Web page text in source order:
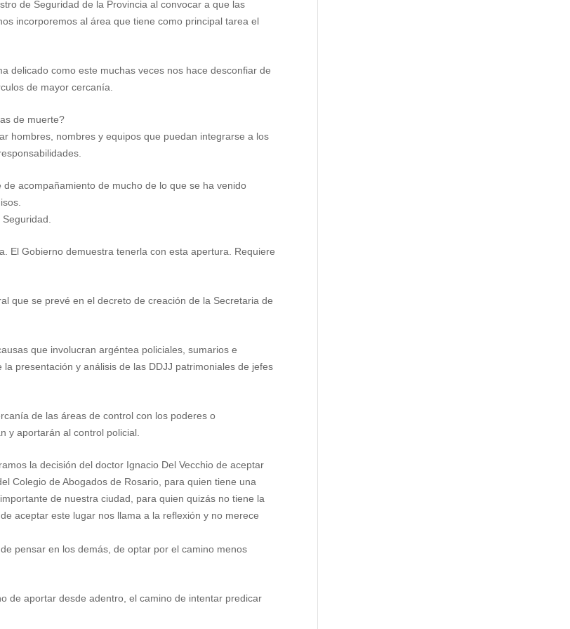
de Seguridad de la Provincia al convocar a que las
incorporemos al área que tiene como principal tarea el
delicado como este muchas veces nos hace desconfiar de
de mayor cercanía.
de muerte?
hombres, nombres y equipos que puedan integrarse a los
acompañamiento de mucho de lo que se ha venido
El Gobierno demuestra tenerla con esta apertura. Requiere
que se prevé en el decreto de creación de la Secretaria de
que involucran argéntea policiales, sumarios e
presentación y análisis de las DDJJ patrimoniales de jefes
de las áreas de control con los poderes o
y aportarán al control policial.
la decisión del doctor Ignacio Del Vecchio de aceptar
Colegio de Abogados de Rosario, para quien tiene una
de nuestra ciudad, para quien quizás no tiene la
aceptar este lugar nos llama a la reflexión y no merece
pensar en los demás, de optar por el camino menos
de aportar desde adentro,el camino de intentar predicar